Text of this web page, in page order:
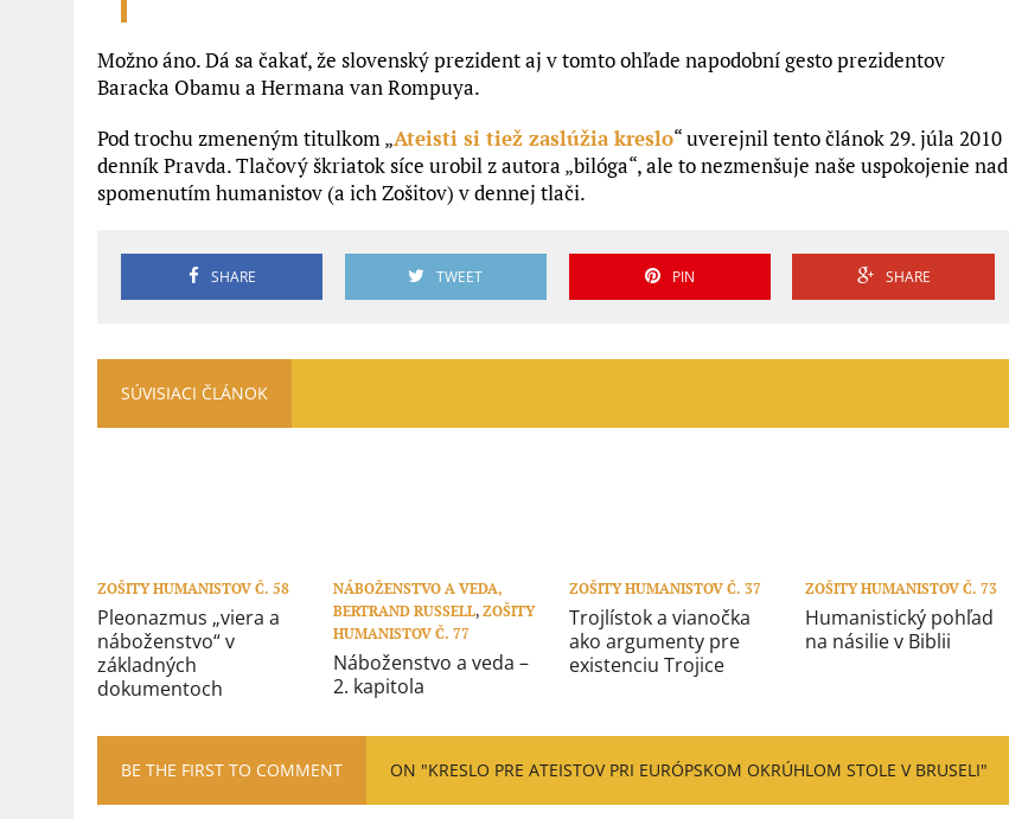
Možno áno. Dá sa čakať, že slovenský prezident aj v tomto ohľade napodobní gesto prezidentov
Baracka Obamu a Hermana van Rompuya.
Pod trochu zmeneným titulkom „Ateisti si tiež zaslúžia kreslo“ uverejnil tento článok 29. júla 2010
denník Pravda. Tlačový škriatok síce urobil z autora „bilóga“, ale to nezmenšuje naše uspokojenie nad
spomenutím humanistov (a ich Zošitov) v dennej tlači.
SHARE TWEET PIN SHARE
SÚVISIACI ČLÁNOK
ZOŠITY HUMANISTOV Č. 58
Pleonazmus „viera a
náboženstvo“ v
základných
dokumentoch
NÁBOŽENSTVO A VEDA,
BERTRAND RUSSELL,ZOŠITY
HUMANISTOV Č. 77
Náboženstvo a veda –
2. kapitola
ZOŠITY HUMANISTOV Č. 37
Trojlístok a vianočka
ako argumenty pre
existenciu Trojice
ZOŠITY HUMANISTOV Č. 73
Humanistický pohľad
na násilie v Biblii
BE THE FIRST TO COMMENT ON "KRESLO PRE ATEISTOV PRI EURÓPSKOM OKRÚHLOM STOLE V BRUSELI"